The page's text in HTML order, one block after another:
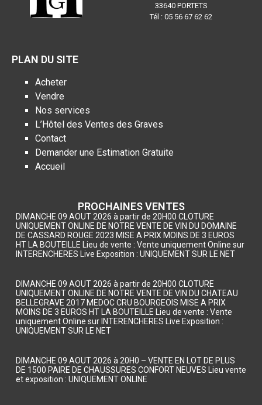
33640 PORTETS
Tél : 05 56 67 62 62
PLAN DU SITE
Acheter
Vendre
Nos services
L’Hôtel des Ventes des Graves
Contact
Demander une Estimation Gratuite
Accueil
PROCHAINES VENTES
DIMANCHE 09 AOUT 2026 à partir de 20H00 CLOTURE
UNIQUEMENT ONLINE DE NOTRE VENTE DE VIN DU DOMAINE
DE CASSARD ROUGE 2023 MISE A PRIX MOINS DE 3 EUROS
HT LA BOUTEILLE Lieu de vente : Vente uniquement Online sur
INTERENCHERES Live Exposition : UNIQUEMENT SUR LE NET
DIMANCHE 09 AOUT 2026 à partir de 20H00 CLOTURE
UNIQUEMENT ONLINE DE NOTRE VENTE DE VIN DU CHATEAU
BELLEGRAVE 2017 MEDOC CRU BOURGEOIS MISE A PRIX
MOINS DE 3 EUROS HT LA BOUTEILLE Lieu de vente : Vente
uniquement Online sur INTERENCHERES Live Exposition :
UNIQUEMENT SUR LE NET
DIMANCHE 09 AOUT 2026 à 20H0 – VENTE EN LOT DE PLUS
DE 1500 PAIRE DE CHAUSSURES CONFORT NEUVES Lieu vente
et exposition : UNIQUEMENT ONLINE